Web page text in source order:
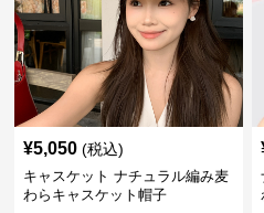
¥5,050 (税込)
キャスケット ナチュラル編み麦
わらキャスケット帽子